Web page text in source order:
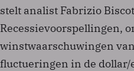
stelt analist Fabrizio
Recessievoorspellingen,
winstwaarschuwingen
fluctueringen in de dollar/